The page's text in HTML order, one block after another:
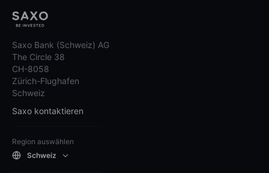
Saxo Bank (Schweiz) AG
The Circle 38
CH-8058
Zürich-Flughafen
Schweiz
Saxo kontaktieren
Region auswählen
Schweiz